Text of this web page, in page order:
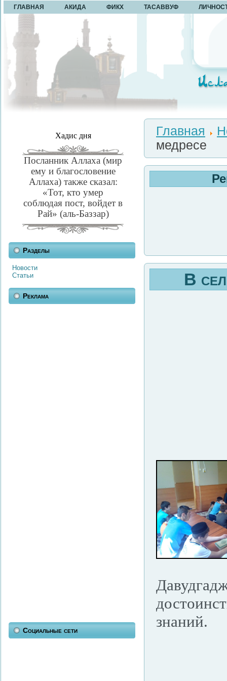
ГЛАВНАЯ АКИДА ФИКХ ТАСАВВУФ
Хадис дня
Посланник Аллаха (мир
ему и благословение
Аллаха) также сказал:
«Тот, кто умер
соблюдая пост, войдет в
Рай» (аль-Баззар)
Разделы
Новости
Статьи
Реклама
Социальные сети
Главная
медресе
В
знаний.